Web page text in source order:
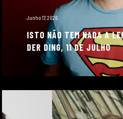
Junho 17, 2026
ISTO NÃO TEM NADA A
DER DING, 11 DE JULHO